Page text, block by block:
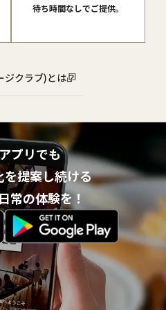
待ち時間なしでご提供。
ジクラブ)とは？
プリでも
を提案し続ける
常の体験を！